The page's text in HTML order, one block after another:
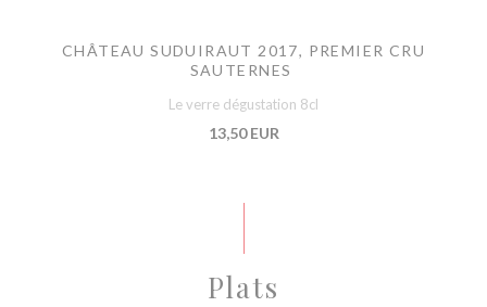
CHÂTEAU SUDUIRAUT 2017, PREMIER CRU
SAUTERNES
Le verre dégustation 8cl
13,50 EUR
Plats